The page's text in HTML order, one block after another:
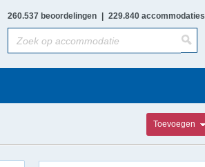
260.537 beoordelingen 229.840 accommodaties
Toevoegen